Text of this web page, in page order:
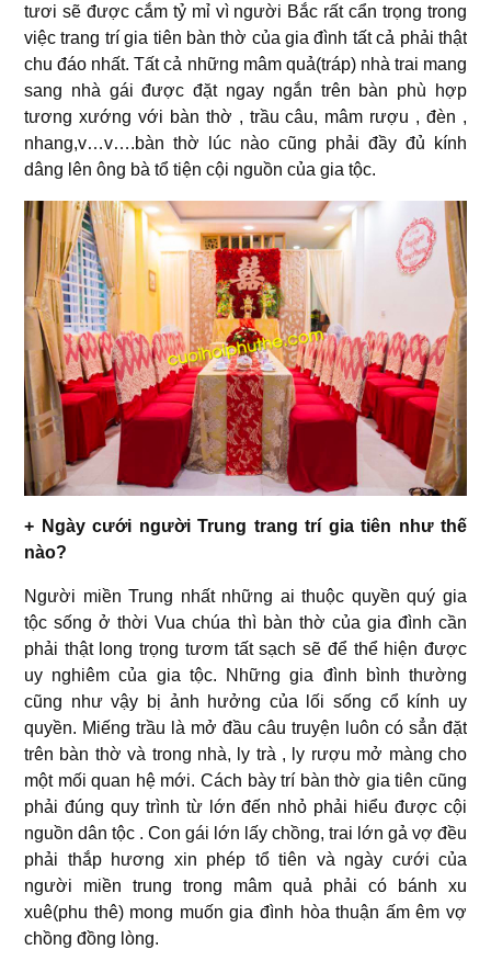
tươi sẽ được cắm tỷ mỉ vì người Bắc rất cẩn trọng trong
việc trang trí gia tiên bàn thờ của gia đình tất cả phải thật
chu đáo nhất. Tất cả những mâm quả(tráp) nhà trai mang
sang nhà gái được đặt ngay ngắn trên bàn phù hợp
tương xướng với bàn thờ , trầu câu, mâm rượu , đèn ,
nhang,v…v….bàn thờ lúc nào cũng phải đầy đủ kính
dâng lên ông bà tổ tiện cội nguồn của gia tộc.
+ Ngày cưới người Trung trang trí gia tiên như thế
nào?
Người miền Trung nhất những ai thuộc quyền quý gia
tộc sống ở thời Vua chúa thì bàn thờ của gia đình cần
phải thật long trọng tươm tất sạch sẽ để thể hiện được
uy nghiêm của gia tộc. Những gia đình bình thường
cũng như vậy bị ảnh hưởng của lối sống cổ kính uy
quyền. Miếng trầu là mở đầu câu truyện luôn có sẳn đặt
trên bàn thờ và trong nhà, ly trà , ly rượu mở màng cho
một mối quan hệ mới. Cách bày trí bàn thờ gia tiên cũng
phải đúng quy trình từ lớn đến nhỏ phải hiểu được cội
nguồn dân tộc . Con gái lớn lấy chồng, trai lớn gả vợ đều
phải thắp hương xin phép tổ tiên và ngày cưới của
người miền trung trong mâm quả phải có bánh xu
xuê(phu thê) mong muốn gia đình hòa thuận ấm êm vợ
chồng đồng lòng.